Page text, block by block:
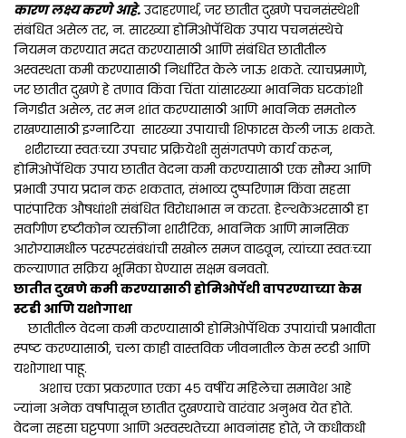
कारण लक्ष्य करणे आहे. उदाहरणार्थ, जर छातीत दुखणे पचनसंस्थेशी
संबंधित असेल तर, न. सारख्या होमिओपॅथिक उपाय पचनसंस्थेचे
नियमन करण्यात मदत करण्यासाठी आणि संबंधित छातीतील
अस्वस्थता कमी करण्यासाठी निर्धारित केले जाऊ शकते. त्याचप्रमाणे,
जर छातीत दुखणे हे तणाव किंवा चिंता यांसारख्या भावनिक घटकांशी
निगडीत असेल, तर मन शांत करण्यासाठी आणि भावनिक समतोल
राखण्यासाठी इग्नाटिया सारख्या उपायाची शिफारस केली जाऊ शकते.
शरीराच्या स्वतःच्या उपचार प्रक्रियेशी सुसंगतपणे कार्य करून,
होमिओपॅथिक उपाय छातीत वेदना कमी करण्यासाठी एक सौम्य आणि
प्रभावी उपाय प्रदान करू शकतात, संभाव्य दुष्परिणाम किंवा सहसा
पारंपारिक औषधांशी संबंधित विरोधाभास न करता. हेल्थकेअरसाठी हा
सर्वांगीण दृष्टीकोन व्यक्तींना शारीरिक, भावनिक आणि मानसिक
आरोग्यामधील परस्परसंबंधांची सखोल समज वाढवून, त्यांच्या स्वतःच्या
कल्याणात सक्रिय भूमिका घेण्यास सक्षम बनवतो.
छातीत दुखणे कमी करण्यासाठी होमिओपॅथी वापरण्याच्या केस
स्टडी आणि यशोगाथा
छातीतील वेदना कमी करण्यासाठी होमिओपॅथिक उपायांची प्रभावीता
स्पष्ट करण्यासाठी, चला काही वास्तविक जीवनातील केस स्टडी आणि
यशोगाथा पाहू.
अशाच एका प्रकरणात एका ४५ वर्षीय महिलेचा समावेश आहे
ज्यांना अनेक वर्षांपासून छातीत दुखण्याचे वारंवार अनुभव येत होते.
वेदना सहसा घट्टपणा आणि अस्वस्थतेच्या भावनांसह होते, जे कधीकधी